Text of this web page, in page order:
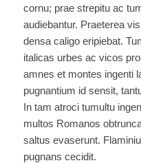
cornu; prae strepitu ac
audiebantur. Praeterea
densa caligo eripiebat.
italicas urbes ac vicos
amnes et montes ingenti
pugnantium id sensit,
In tam atroci tumultu
multos Romanos
saltus evaserunt.
pugnans cecidit.